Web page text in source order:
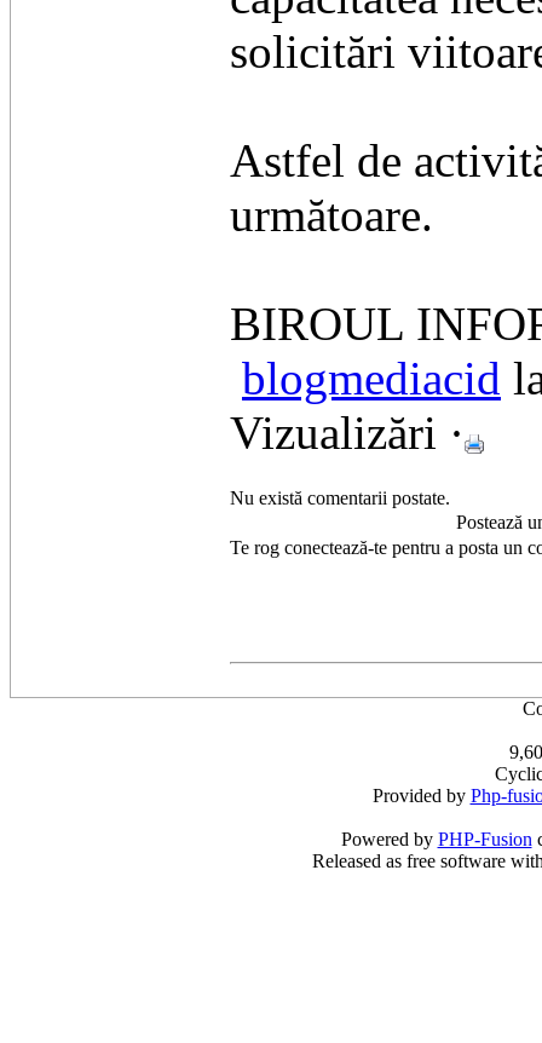
solicitări
Astfel de
următoare.
BIROUL
blogmediacid
Vizualizări ·
Nu există comentarii postate.
Postează
Te rog conectează-te pentru a posta un
Provided by Php-
Powered by PHP-Fusion
Released as free software